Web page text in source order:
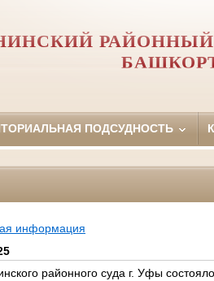
ПОДСУДНОСТЬ
информация
районного суда г. Уфы